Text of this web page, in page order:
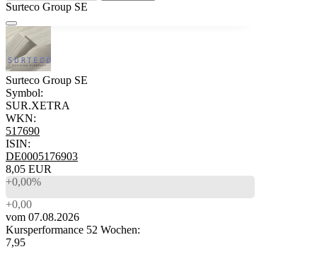
Surteco Group SE
Surteco Group SE
Symbol:
SUR.XETRA
WKN:
517690
ISIN:
DE0005176903
8,05 EUR
+0,00%
+0,00
vom 07.08.2026
Kursperformance 52 Wochen:
7,95